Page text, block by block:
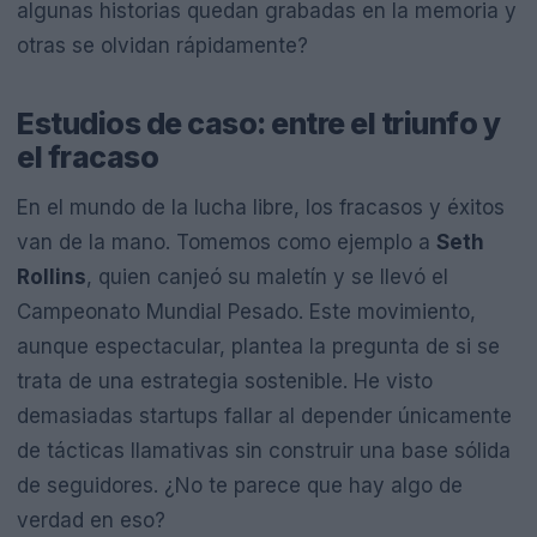
algunas historias quedan grabadas en la memoria y
otras se olvidan rápidamente?
Estudios de caso: entre el triunfo y
el fracaso
En el mundo de la lucha libre, los fracasos y éxitos
van de la mano. Tomemos como ejemplo a Seth
Rollins, quien canjeó su maletín y se llevó el
Campeonato Mundial Pesado. Este movimiento,
aunque espectacular, plantea la pregunta de si se
trata de una estrategia sostenible. He visto
demasiadas startups fallar al depender únicamente
de tácticas llamativas sin construir una base sólida
de seguidores. ¿No te parece que hay algo de
verdad en eso?